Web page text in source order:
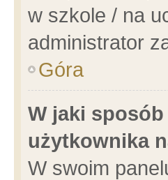
w szkole / na
administrator
Góra
W jaki
użytkownika
W swoim